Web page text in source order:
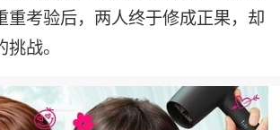
重考验后，两人终于修成正果，却
战。